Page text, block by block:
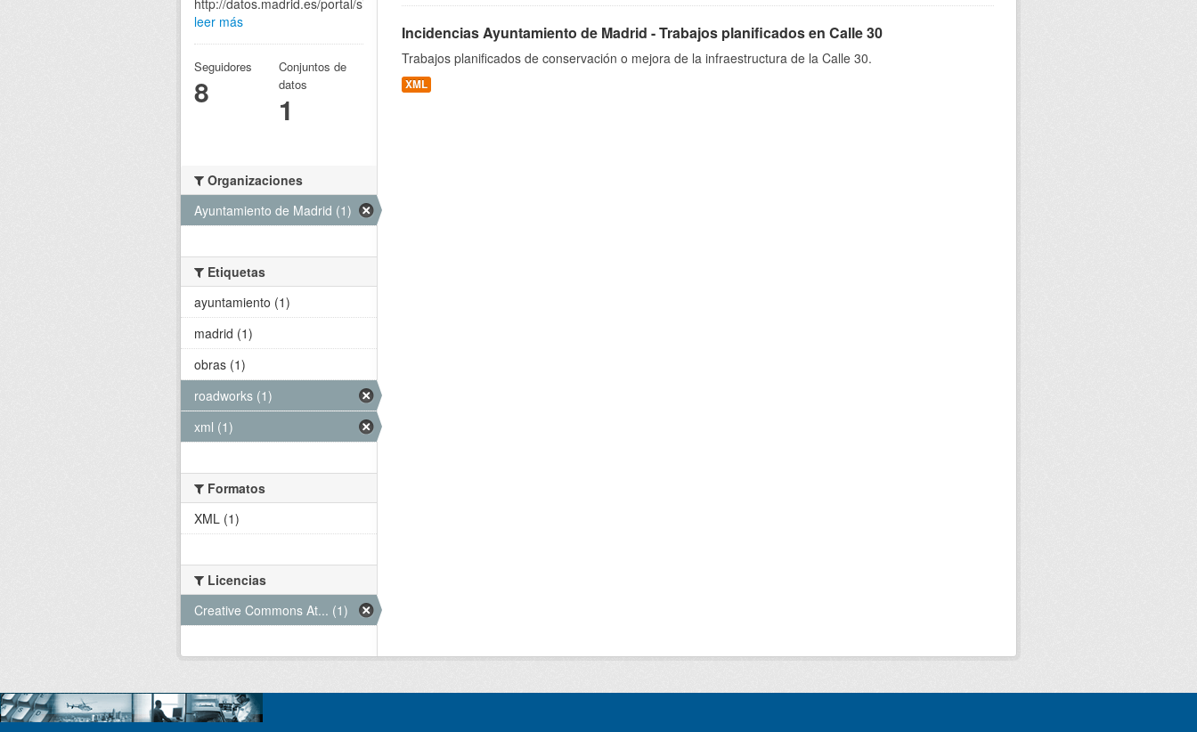
Incidencias Ayuntamiento de Madrid - Trabajos planificados en Calle 30
Trabajos planificados de conservación o mejora de la infraestructura de la Calle 30.
XML
leer más
Seguidores
8
Conjuntos de
datos
1
Organizaciones
Ayuntamiento de Madrid (1)
Etiquetas
ayuntamiento (1)
madrid (1)
obras (1)
roadworks (1)
xml (1)
Formatos
XML (1)
Licencias
Creative Commons At... (1)